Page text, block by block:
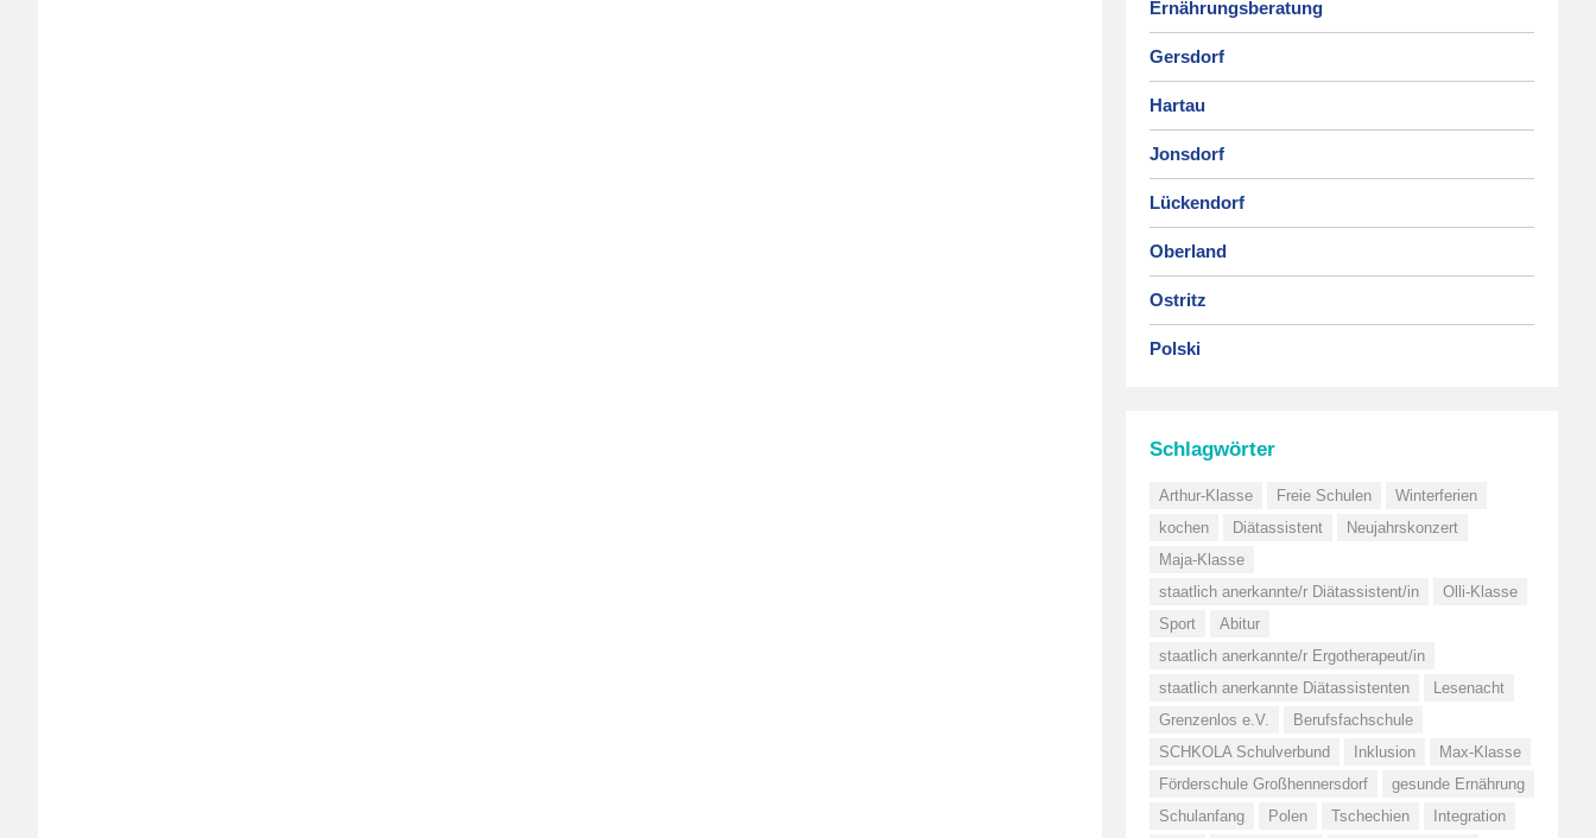
Ernährungsberatung
Gersdorf
Hartau
Jonsdorf
Lückendorf
Oberland
Ostritz
Polski
Schlagwörter
Arthur-Klasse Freie Schulen
Winterferien
kochen
Diätassistent
Neujahrskonzert
Maja-Klasse
staatlich anerkannte/r Diätassistent/in
Olli-Klasse
Sport
Abitur
staatlich anerkannte/r Ergotherapeut/in
staatlich anerkannte Diätassistenten
Lesenacht
Grenzenlos e.V.
Berufsfachschule
SCHKOLA Schulverbund
Inklusion
Max-Klasse
Förderschule Großhennersdorf
gesunde Ernährung
Schulanfang
Polen Tschechien
Integration